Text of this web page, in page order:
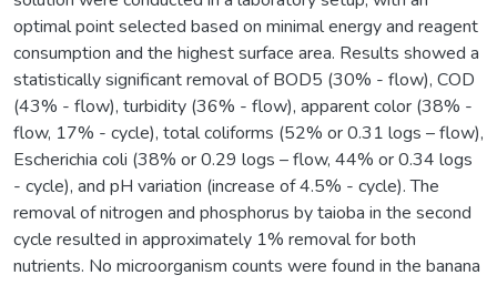
optimal point selected based on minimal energy and reagent
consumption and the highest surface area. Results showed a
statistically significant removal of BOD5 (30% - flow), COD
(43% - flow), turbidity (36% - flow), apparent color (38% -
flow, 17% - cycle), total coliforms (52% or 0.31 logs – flow),
Escherichia coli (38% or 0.29 logs – flow, 44% or 0.34 logs
- cycle), and pH variation (increase of 4.5% - cycle). The
removal of nitrogen and phosphorus by taioba in the second
cycle resulted in approximately 1% removal for both
nutrients. No microorganism counts were found in the banana